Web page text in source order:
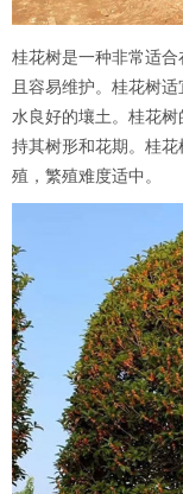
桂花树是一种非常适
且容易维护。桂花树
水良好的壤土。桂花
持其树形和花期。桂
殖，繁殖难度适中。